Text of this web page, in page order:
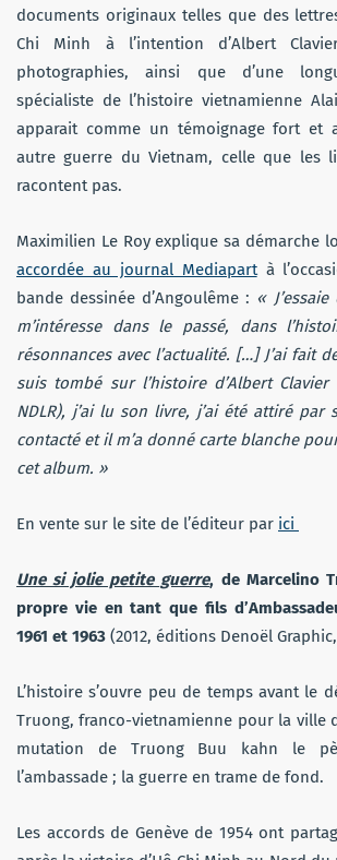
documents originaux telles que des
Chi Minh à l’intention d’Albert
photographies, ainsi que d’une
spécialiste de l’histoire vietnamienne
apparait comme un témoignage fort et
autre guerre du Vietnam, celle que les
racontent pas.
Maximilien Le Roy explique sa démarche
accordée au journal Mediapartà
bande dessinée d’Angoulême : «
m’intéresse dans le passé, dans
résonnances avec l’actualité. […] J’ai fait
suis tombé sur l’histoire d’Albert Clavier
NDLR), j’ai lu son livre, j’ai été attiré par
contacté et il m’a donné carte blanche
cet album. »
En vente sur le site de l’éditeur par ici
Une si jolie petite guerre, de Marcelino
propre vie en tant que fils
1961 et 1963 (2012, éditions Denoël
L’histoire s’ouvre peu de temps avant le
Truong, franco-vietnamienne pour la ville
mutation de Truong Buu kahn le
l’ambassade ; la guerre en trame de fond.
Les accords de Genève de 1954 ont